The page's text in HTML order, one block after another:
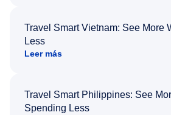
Travel Smart Vietnam: See More
Less
Leer más
Travel Smart Philippines: See
Spending Less